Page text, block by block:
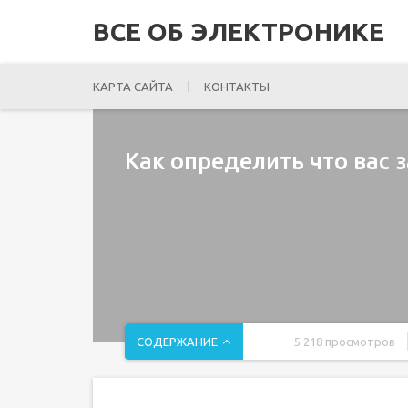
ВСЕ ОБ ЭЛЕКТРОНИКЕ
КАРТА САЙТА КОНТАКТЫ
Как определить что вас
СОДЕРЖАНИЕ 5 218 просмотров